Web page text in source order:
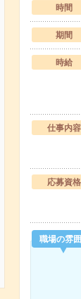
時間
期間
時給
仕事内容
応募資格
職場の雰